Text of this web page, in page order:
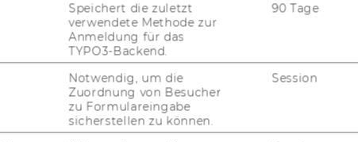
JOBS
JOBS
JOBPORTAL
Speichert die zuletzt
verwendete Methode zur
Anmeldung für das
TYPO3-Backend.
90 Tage
Notwendig, um die
Zuordnung von Besucher
zu Formulareingabe
sicherstellen zu können.
Session